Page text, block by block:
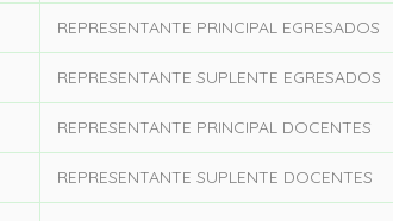
REPRESENTANTE PRINCIPAL EGRESADOS
REPRESENTANTE SUPLENTE EGRESADOS
REPRESENTANTE PRINCIPAL DOCENTES
REPRESENTANTE SUPLENTE DOCENTES